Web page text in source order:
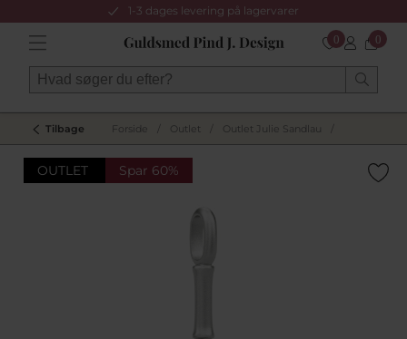
1-3 dages levering på lagervarer
0 0
Tilbage Forside Outlet Outlet Julie Sandlau
OUTLET Spar 60%